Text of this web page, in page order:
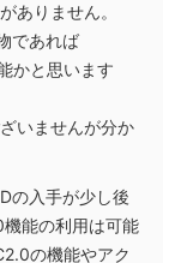
りません。
であれば
かと思います
いませんが分か
の入手が少し後
能の利用は可能
の機能やアク